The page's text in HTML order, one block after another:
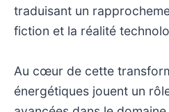
traduisant un
fiction et la réalité
Au cœur de cette
énergétiques jouent un